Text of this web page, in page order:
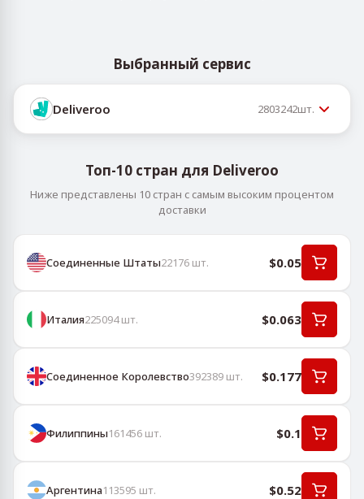
Выбранный сервис
Deliveroo 2803242шт.
Топ-10 стран для Deliveroo
Ниже представлены 10 стран с самым высоким процентом
доставки
Соединенные Штаты22176 шт. $0.05
Италия225094шт. $0.063
Соединенное Королевство392389 шт. $0.177
Филиппины161456 шт. $0.1
Аргентина113595 шт. $0.52